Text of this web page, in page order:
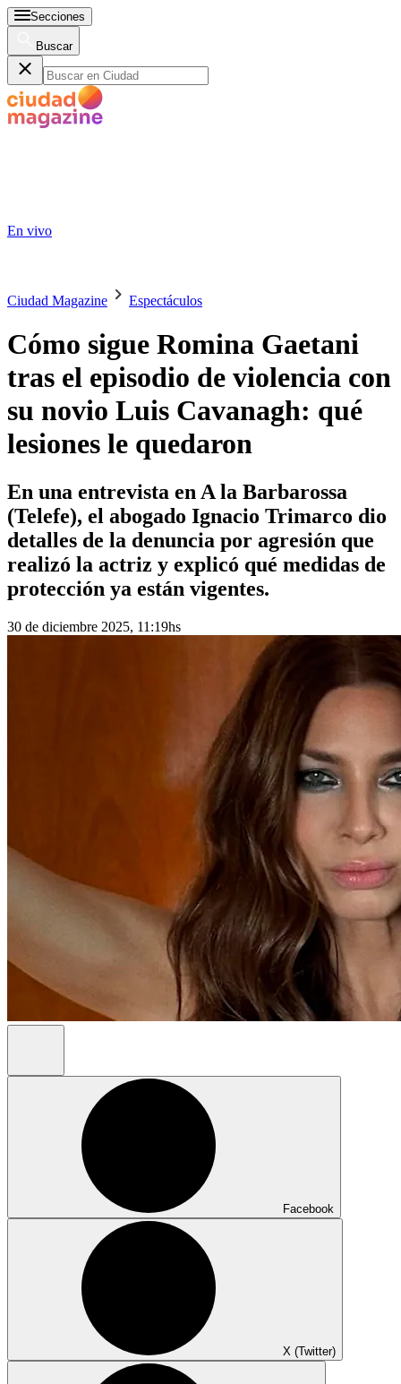
Secciones
Buscar
En vivo
Ciudad Magazine Espectáculos
Cómo sigue Romina Gaetani
tras el episodio de violencia con
su novio Luis Cavanagh: qué
lesiones le quedaron
En una entrevista en A la Barbarossa
(Telefe), el abogado Ignacio Trimarco dio
detalles de la denuncia por agresión que
realizó la actriz y explicó qué medidas de
protección ya están vigentes.
30 de diciembre 2025, 11:19hs
Facebook
X (Twitter)